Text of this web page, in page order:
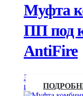
Муфта
ПП под
AntiFire
Запросить
цену